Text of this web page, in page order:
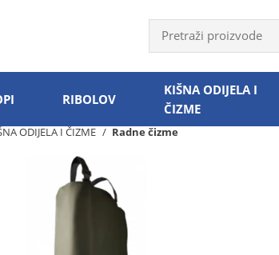
RIBOLOV
KIŠNA ODIJELA I
ČIZME
ODIJELA I ČIZME Radne čizme